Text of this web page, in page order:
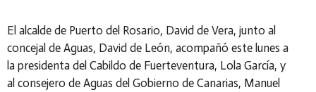
El alcalde de Puerto del Rosario, David de Vera, junto al
concejal de Aguas, David de León, acompañó este lunes a
la presidenta del Cabildo de Fuerteventura, Lola García, y
al consejero de Aguas del Gobierno de Canarias, Manuel